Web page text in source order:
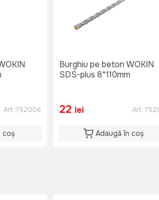
Art: 752006
coș
Burghiu pe beton WOKIN
SDS-plus 8*110mm
22 lei Art:
Adaugă în coș